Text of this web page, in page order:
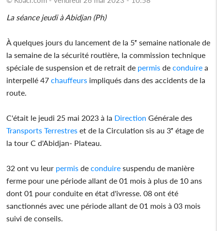
La séance jeudi à Abidjan (Ph)
À quelques jours du lancement de la 5ᵉ semaine nationale de
la semaine de la sécurité routière, la commission technique
spéciale de suspension et de retrait de permis deconduire a
interpellé 47chauffeurs impliqués dans des accidents de la
route.
C'était le jeudi 25 mai 2023 à la Direction Générale des
Transports Terrestres et de la Circulation sis au 3ᵉ étage de
la tour C d'Abidjan- Plateau.
32 ont vu leur permis deconduire suspendu de manière
ferme pour une période allant de 01 mois à plus de 10 ans
dont 01 pour conduite en état d'ivresse. 08 ont été
sanctionnés avec une période allant de 01 mois à 03 mois
suivi de conseils.